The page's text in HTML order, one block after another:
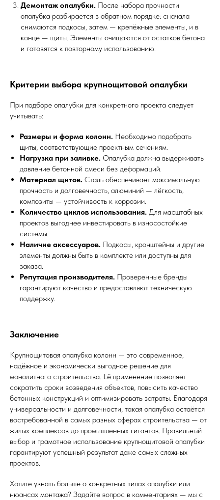
Демонтаж опалубки. После набора прочности
опалубка разбирается в обратном порядке: сначала
снимаются подкосы, затем — крепёжные элементы, и в
конце — щиты. Элементы очищаются от остатков бетона
и готовятся к повторному использованию.
Критерии выбора крупнощитовой опалубки
При подборе опалубки для конкретного проекта следует
учитывать:
Размеры и форма колонн. Необходимо подобрать
щиты, соответствующие проектным сечениям.
Нагрузка при заливке. Опалубка должна выдерживать
давление бетонной смеси без деформаций.
Материал щитов. Сталь обеспечивает максимальную
прочность и долговечность, алюминий — лёгкость,
композиты — устойчивость к коррозии.
Количество циклов использования. Для масштабных
проектов выгоднее инвестировать в износостойкие
системы.
Наличие аксессуаров. Подкосы, кронштейны и другие
элементы должны быть в комплекте или доступны для
заказа.
Репутация производителя. Проверенные бренды
гарантируют качество и предоставляют техническую
поддержку.
Заключение
Крупнощитовая опалубка колонн — это современное,
надёжное и экономически выгодное решение для
монолитного строительства. Её применение позволяет
сократить сроки возведения объектов, повысить качество
бетонных конструкций и оптимизировать затраты. Благодаря
универсальности и долговечности, такая опалубка остаётся
востребованной в самых разных сферах строительства — от
жилых комплексов до промышленных гигантов. Правильный
выбор и грамотное использование крупнощитовой опалубки
гарантируют успешный результат даже самых сложных
проектов.
Хотите узнать больше о конкретных типах опалубки или
нюансах монтажа? Задайте вопрос в комментариях — мы с